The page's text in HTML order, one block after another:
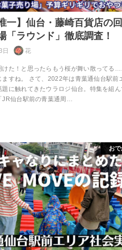
一】仙台・藤崎百貨店の
「ラウンド」徹底調査！
日 花
けた！と思ったらもう桜が舞い散ってる
ますね。 さて、2022年は青葉通仙台駅前
に触れてきたウラロジ仙台。特集を組ん
JR仙台駅前の青葉通周…
お